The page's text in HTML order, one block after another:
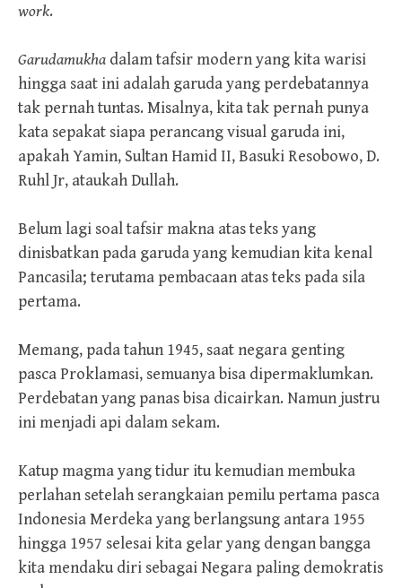
work.
Garudamukha dalam tafsir modern yang kita warisi
hingga saat ini adalah garuda yang perdebatannya
tak pernah tuntas. Misalnya, kita tak pernah punya
kata sepakat siapa perancang visual garuda ini,
apakah Yamin, Sultan Hamid II, Basuki Resobowo, D.
Ruhl Jr, ataukah Dullah.
Belum lagi soal tafsir makna atas teks yang
dinisbatkan pada garuda yang kemudian kita kenal
Pancasila; terutama pembacaan atas teks pada sila
pertama.
Memang, pada tahun 1945, saat negara genting
pasca Proklamasi, semuanya bisa dipermaklumkan.
Perdebatan yang panas bisa dicairkan. Namun justru
ini menjadi api dalam sekam.
Katup magma yang tidur itu kemudian membuka
perlahan setelah serangkaian pemilu pertama pasca
Indonesia Merdeka yang berlangsung antara 1955
hingga 1957 selesai kita gelar yang dengan bangga
kita mendaku diri sebagai Negara paling demokratis